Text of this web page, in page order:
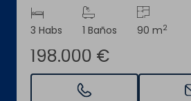
3 Habs 1 Baños 90 m2
198.000 €